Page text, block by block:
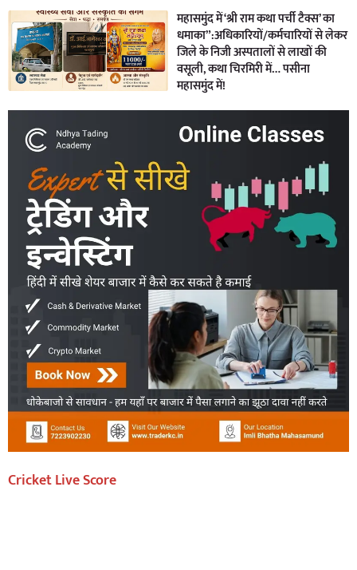
महासमुंद में ‘श्री राम कथा पर्ची टैक्स’ का
धमाका”:अधिकारियों/कर्मचारियों से लेकर
जिले के निजी अस्पतालों से लाखों की
वसूली, कथा चिरमिरी में… पसीना
महासमुंद में!
Cricket Live Score